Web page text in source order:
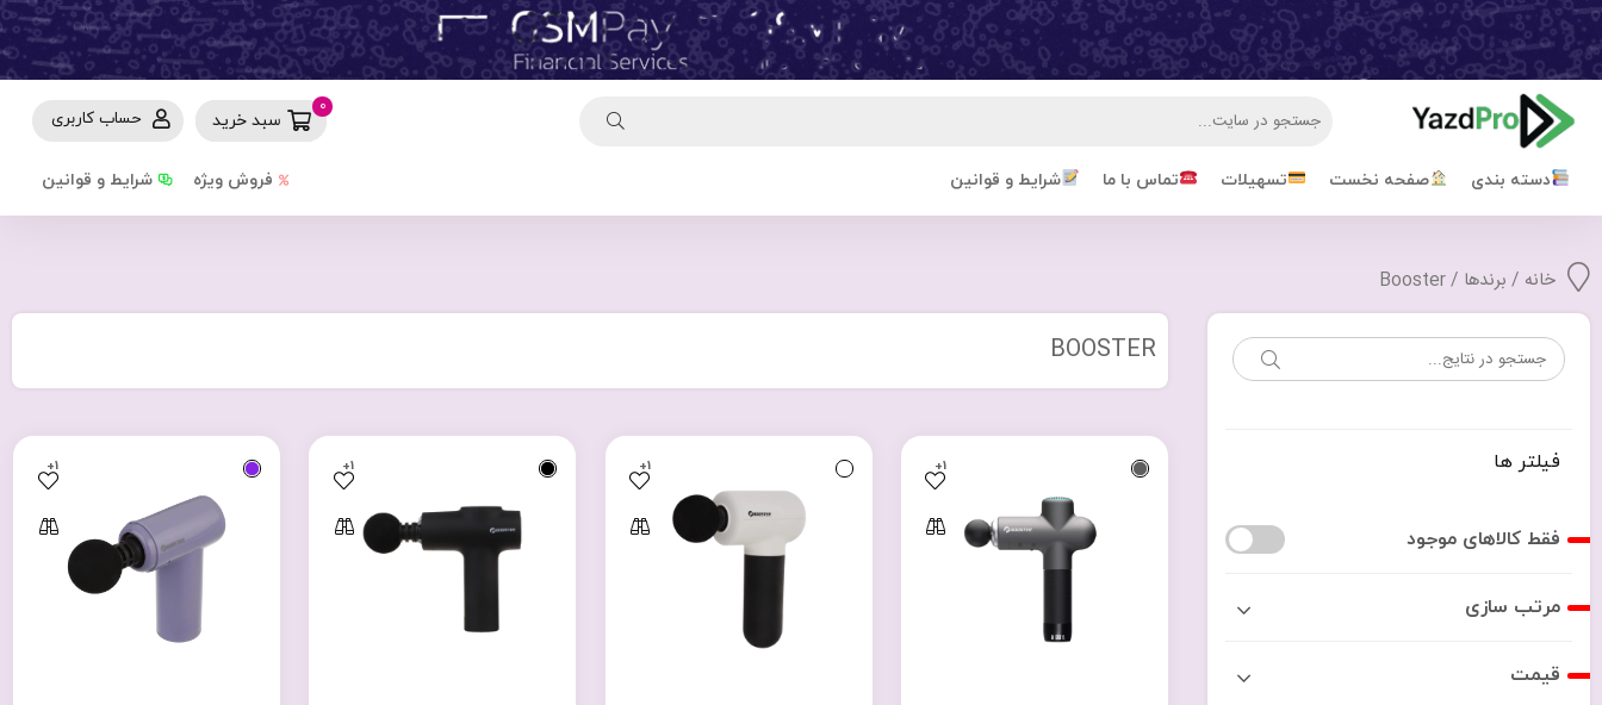
حساب کاربری سبد خرید
0
دسته بندی صفحه نخست تسهیلات تماس با ما شرایط و قوانین شرایط و قوانین فروش ویژه
خانه / برندها / Booster
BOOSTER
+1
+1
+1
+1 فیلتر ها
فقط کالاهای موجود
مرتب سازی
قیمت